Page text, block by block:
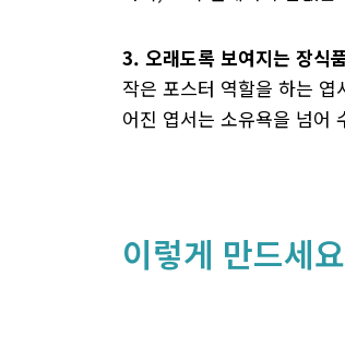
3. 오래도록 보여지는 장식
작은 포스터 역할을 하는
어진 엽서는 소유욕을 넘어
이렇게 만드세요